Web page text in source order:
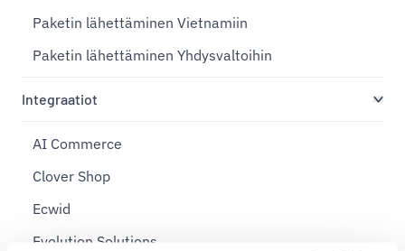
Paketin lähettäminen Vietnamiin
Paketin lähettäminen Yhdysvaltoihin
Integraatiot
AI Commerce
Clover Shop
Ecwid
Evolution Solutions